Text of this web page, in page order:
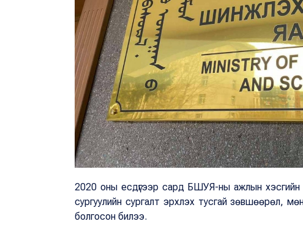
2020 оны есдүгээр сард БШУЯ-ны ажлын хэсгийн
сургуулийн сургалт эрхлэх тусгай зөвшөөрөл,
болгосон билээ.